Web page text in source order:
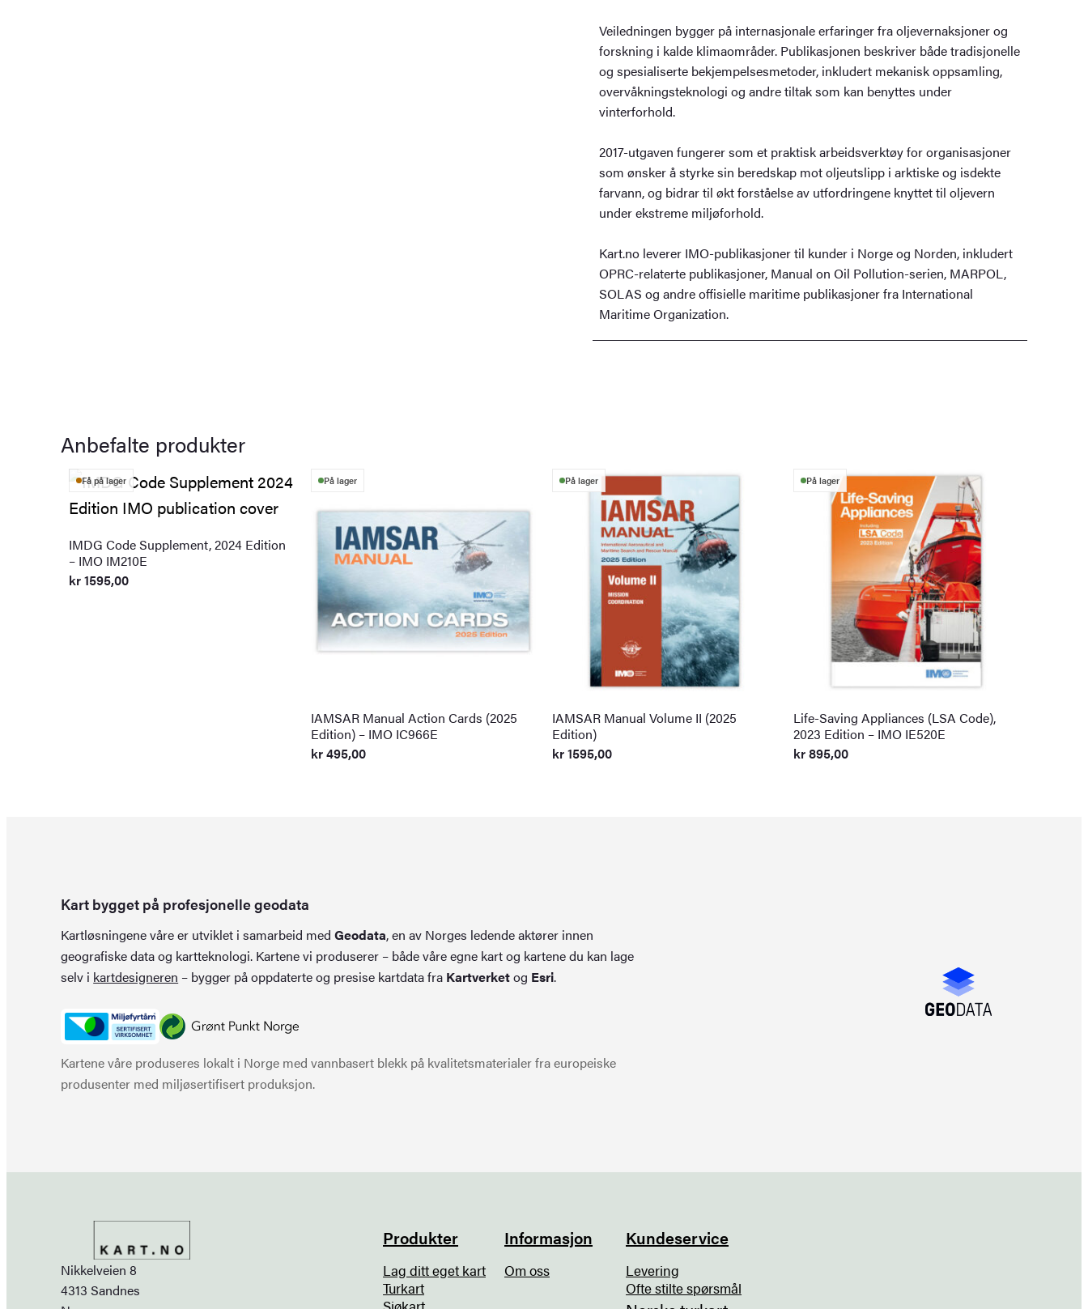
Veiledningen bygger på internasjonale erfaringer fra oljevernaksjoner og
forskning i kalde klimaområder. Publikasjonen beskriver både tradisjonelle
og spesialiserte bekjempelsesmetoder, inkludert mekanisk oppsamling,
overvåkningsteknologi og andre tiltak som kan benyttes under
vinterforhold.
2017-utgaven fungerer som et praktisk arbeidsverktøy for organisasjoner
som ønsker å styrke sin beredskap mot oljeutslipp i arktiske og isdekte
farvann, og bidrar til økt forståelse av utfordringene knyttet til oljevern
under ekstreme miljøforhold.
Kart.no leverer IMO-publikasjoner til kunder i Norge og Norden, inkludert
OPRC-relaterte publikasjoner, Manual on Oil Pollution-serien, MARPOL,
SOLAS og andre offisielle maritime publikasjoner fra International
Maritime Organization.
Anbefalte produkter
Få på lager
IMDG Code Supplement, 2024 Edition
– IMO IM210E
kr1595,00
På lager
IAMSAR Manual Action Cards (2025
Edition) – IMO IC966E
kr495,00
På lager
IAMSAR Manual Volume II (2025
Edition)
kr1595,00
På lager
Life-Saving Appliances (LSA Code),
2023 Edition – IMO IE520E
kr895,00
Kart bygget på profesjonelle geodata
Kartløsningene våre er utviklet i samarbeid medGeodata, en av Norges ledende aktører innen
geografiske data og kartteknologi. Kartene vi produserer – både våre egne kart og kartene du kan lage
selv i kartdesigneren – bygger på oppdaterte og presise kartdata fra Kartverketog Esri.
Kartene våre produseres lokalt i Norge med vannbasert blekk på kvalitetsmaterialer fra europeiske
produsenter med miljøsertifisert produksjon.
Nikkelveien 8
4313 Sandnes
Produkter
Lag ditt eget kart
Turkart
Informasjon
Om oss
Kundeservice
Levering
Ofte stilte spørsmål